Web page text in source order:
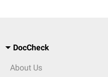
DocCheck
About Us